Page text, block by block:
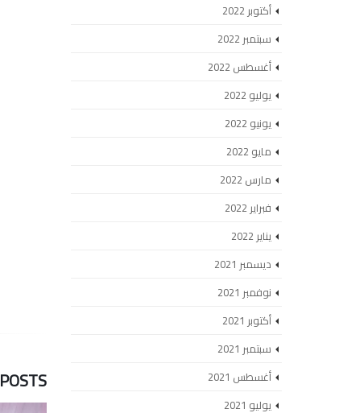
POSTS
أكتوبر 2022
سبتمبر 2022
أغسطس 2022
يوليو 2022
يونيو 2022
مايو 2022
مارس 2022
فبراير 2022
يناير 2022
ديسمبر 2021
نوفمبر 2021
أكتوبر 2021
سبتمبر 2021
أغسطس 2021
يوليو 2021